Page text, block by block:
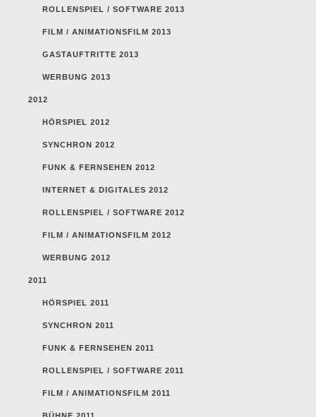
ROLLENSPIEL / SOFTWARE 2013
FILM / ANIMATIONSFILM 2013
GASTAUFTRITTE 2013
WERBUNG 2013
2012
HÖRSPIEL 2012
SYNCHRON 2012
FUNK & FERNSEHEN 2012
INTERNET & DIGITALES 2012
ROLLENSPIEL / SOFTWARE 2012
FILM / ANIMATIONSFILM 2012
WERBUNG 2012
2011
HÖRSPIEL 2011
SYNCHRON 2011
FUNK & FERNSEHEN 2011
ROLLENSPIEL / SOFTWARE 2011
FILM / ANIMATIONSFILM 2011